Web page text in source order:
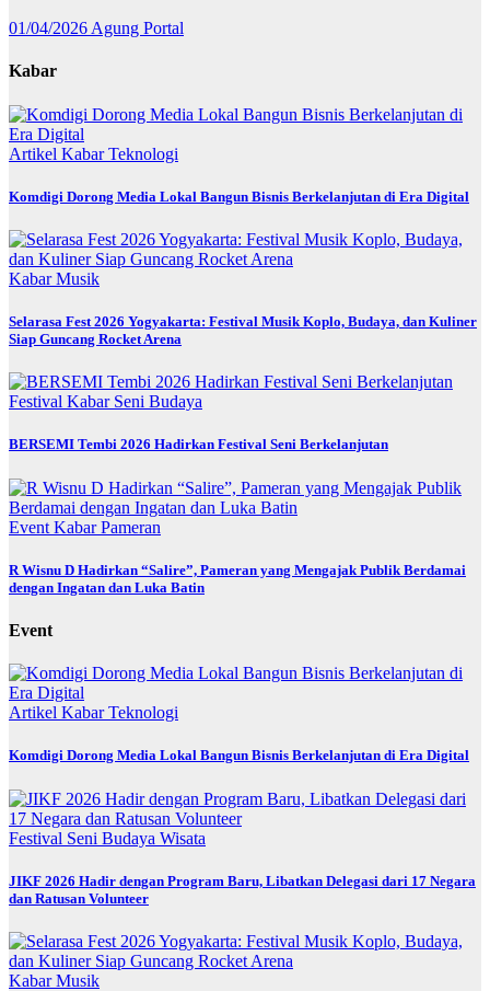
01/04/2026 Agung Portal
Kabar
Artikel KabarTeknologi
Komdigi Dorong Media Lokal Bangun Bisnis Berkelanjutan di Era Digital
KabarMusik
Selarasa Fest 2026 Yogyakarta: Festival Musik Koplo, Budaya, dan Kuliner
Siap Guncang Rocket Arena
Festival Kabar Seni Budaya
BERSEMI Tembi 2026 Hadirkan Festival Seni Berkelanjutan
Event KabarPameran
R Wisnu D Hadirkan “Salire”, Pameran yang Mengajak Publik Berdamai
dengan Ingatan dan Luka Batin
Event
Artikel KabarTeknologi
Komdigi Dorong Media Lokal Bangun Bisnis Berkelanjutan di Era Digital
Festival Seni Budaya Wisata
JIKF 2026 Hadir dengan Program Baru, Libatkan Delegasi dari 17 Negara
dan Ratusan Volunteer
KabarMusik